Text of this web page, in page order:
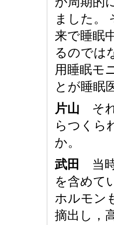
ました。
来で睡眠
るのでは
用睡眠モ
とが睡眠
片山 そ
らつくら
か。
武田 当
を含めて
ホルモン
摘出し，